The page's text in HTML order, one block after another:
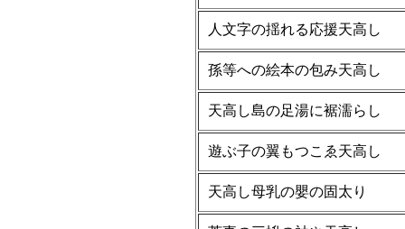
人文字の揺れる応援天高し
孫等への絵本の包み天高し
天高し島の足湯に裾濡らし
遊ぶ子の翼もつこゑ天高し
天高し母乳の嬰の固太り